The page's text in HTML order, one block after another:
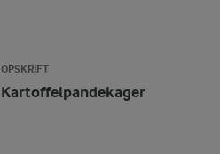
OPSKRIFT
Kartoffelpandekager